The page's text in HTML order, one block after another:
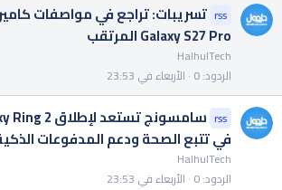
rss تسريبات: تراجع في مواصفات
Galaxy S27 Pro المرتقب
HalhulTech
الردود 0 الأربعاء في 23:53
rss
في تتبع الصحة ودعم المدفوعات
HalhulTech
الردود 0 الأربعاء في 23:53